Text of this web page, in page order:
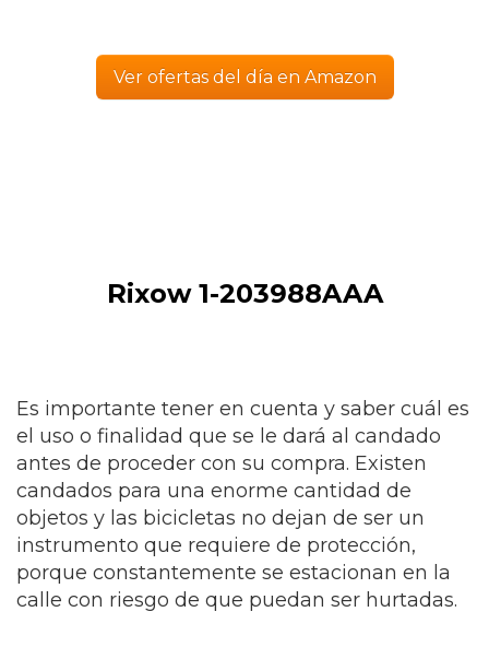
Ver ofertas del día en Amazon
Rixow 1-203988AAA
Es importante tener en cuenta y saber cuál es
el uso o finalidad que se le dará al candado
antes de proceder con su compra. Existen
candados para una enorme cantidad de
objetos y las bicicletas no dejan de ser un
instrumento que requiere de protección,
porque constantemente se estacionan en la
calle con riesgo de que puedan ser hurtadas.